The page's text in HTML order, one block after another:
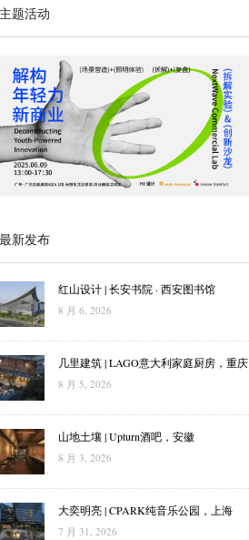
题活动
新发布
红山设计 | 长安书院 · 西安图书馆
8 月 6, 2026
几里建筑 | LAGO意大利家庭厨房，重庆
8 月 5, 2026
山地土壤 | Upturn酒吧，安徽
8 月 3, 2026
大奕明亮 | CPARK纯音乐公园，上海
7 月 31, 2026